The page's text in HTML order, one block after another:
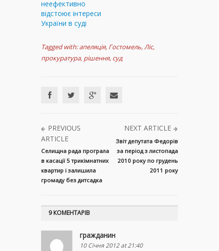
неефективно
відстоює інтереси
України в суді
Tagged with: апеляція, Гостомель,Ліс,
прокуратура, рішення, суд
PREVIOUS
ARTICLE
Селищна рада програла
в касації 5 трикімнатних
квартир і залишила
громаду без дитсадка
NEXT ARTICLE
Звіт депутата Федорів
за період з листопада
2010 року по грудень
2011 року
9 КОМЕНТАРІВ
гражданин
10 Січня 2012 at 21:40